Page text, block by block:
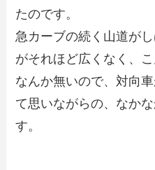
たのです。
急カーブの続く山道が
がそれほど広くなく、
なんか無いので、対向
て思いながらの、なか
す。